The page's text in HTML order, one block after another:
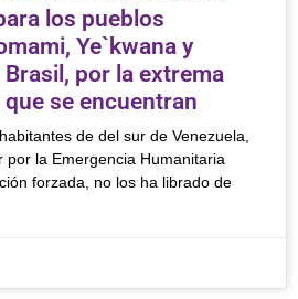
los pueblos
Ye`kwana y
por la extrema
se encuentran
de del sur de Venezuela,
por la Emergencia Humanitaria
forzada, no los ha librado de